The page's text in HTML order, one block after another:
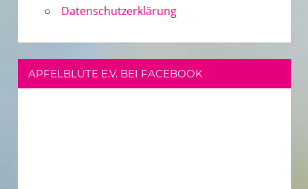
Datenschutzerklärung
APFELBLÜTE E.V. BEI FACEBOOK